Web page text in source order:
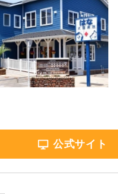
公式サイト